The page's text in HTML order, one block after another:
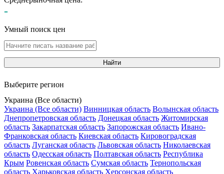
-
Умный поиск цен
Найти
Выберите регион
Украина (Все области)
Украина (Все области) Винницкая область Волынская область
Днепропетровская область Донецкая область Житомирская
область Закарпатская область Запорожская область Ивано-
Франковская область Киевская область Кировоградская
область Луганская область Львовская область Николаевская
область Одесская область Полтавская область Республика
Крым Ровенская область Сумская область Тернопольская
область Харьковская область Херсонская область